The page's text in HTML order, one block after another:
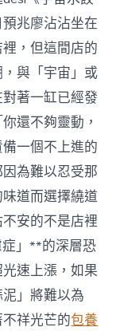
兆廖沾沾坐在
，但這間店的
與「宇宙」或
對著一缸已經發
還不夠靈動，
一個不上進的
為難以忍受那
道而選擇繞道
安的不是店裡
」**的深層恐
速上漲，如果
」將難以為
祥光芒的包養